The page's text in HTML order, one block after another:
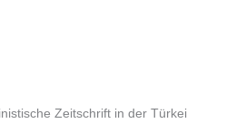
Zeitschrift in der Türkei